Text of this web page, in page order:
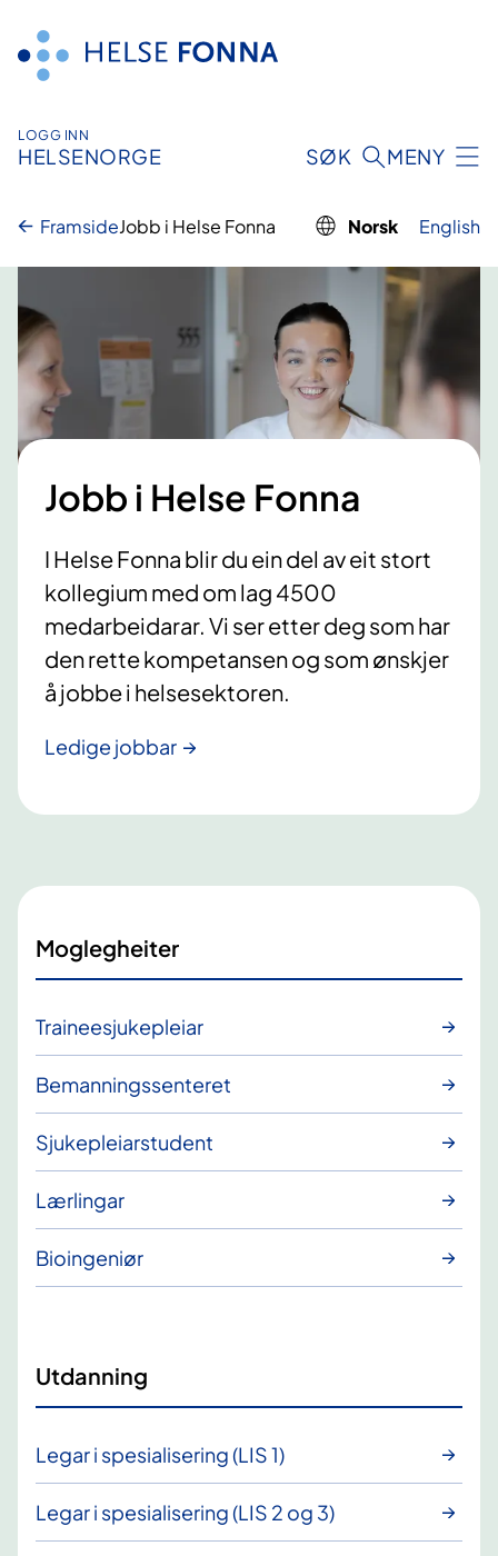
innhald
LOGG INN
HELSENORGE SØK MENY
FramsideJobb i Helse Fonna Norsk English
Jobb i Helse Fonna
I Helse Fonna blir du ein del av eit stort
kollegium med om lag 4500
medarbeidarar. Vi ser etter deg som har
den rette kompetansen og som ønskjer
å jobbe i helsesektoren.
Ledige jobbar
Moglegheiter
Traineesjukepleiar
Bemanningssenteret
Sjukepleiarstudent
Lærlingar
Bioingeniør
Utdanning
Legar i spesialisering (LIS 1)
Legar i spesialisering (LIS 2 og 3)